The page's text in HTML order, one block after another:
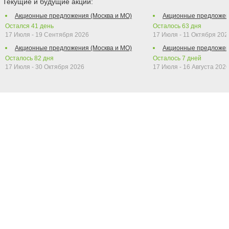
Акционные предложения (Москва и МО)
Остался 41 день
17 Июля - 19 Сентября 2026
Акционные предложения (Москва и МО)
Осталось 82 дня
17 Июля - 30 Октября 2026
Акционные
Осталось 63 дня
17 Июля - 11 Октября
Акционные
Осталось 7 дней
17 Июля - 16 Августа 2026